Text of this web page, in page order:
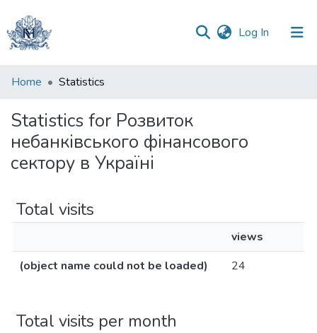
Log In (current)
Communities
Collections
All of DSpace
Home Statistics
Statistics for Розвиток
небанківського фінансового
сектору в Україні
Total visits
views
(object name could not be loaded)
24
Total visits per month